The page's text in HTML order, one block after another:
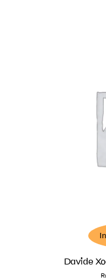
Davide